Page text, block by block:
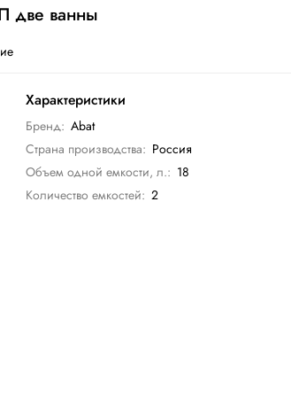
две ванны
Характеристики
Бренд: Abat
Страна производства: Россия
Объем одной емкости, л.: 18
Количество емкостей: 2